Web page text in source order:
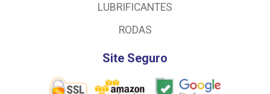
LUBRIFICANTES
RODAS
Site Seguro